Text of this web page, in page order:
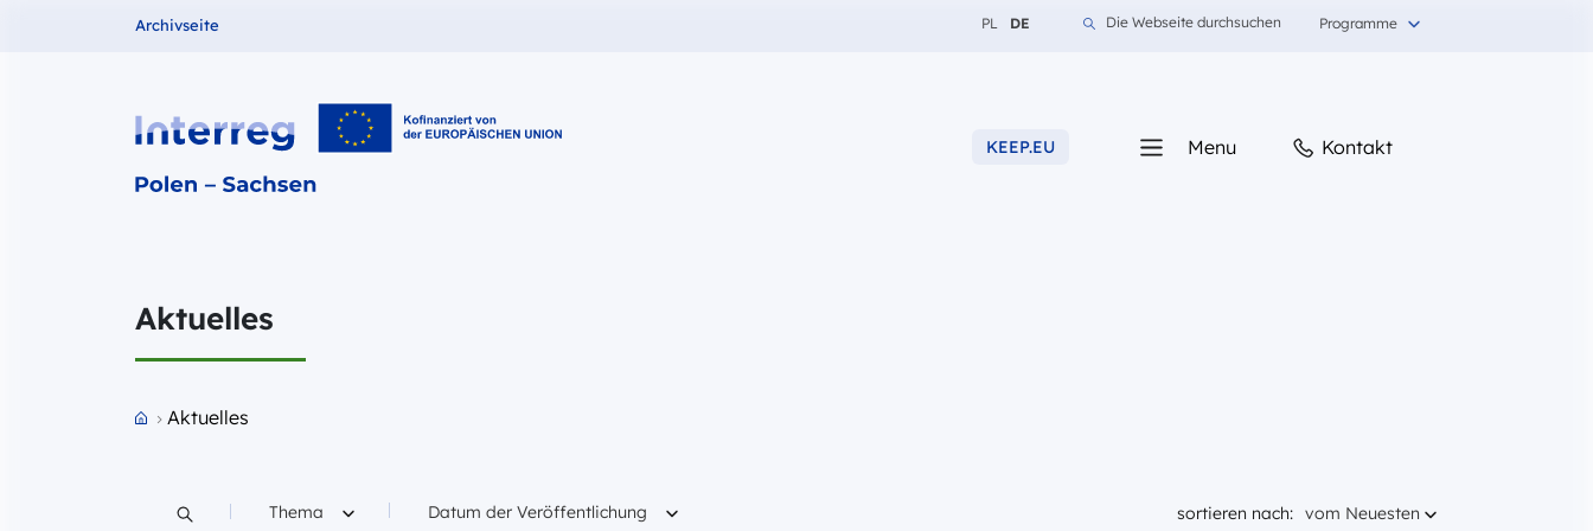
Fundusze dla
Archivseite Zmień język na Polnisch
PL Zmień język na Deutsch
DE Die Webseite durchsuchen Programme
Interreg PL-SN 2021-2027 KEEP.EU Menu Kontakt
Aktuelles
Przejdź do strony głównej portalu
Aktuelles
Filtruj według
Thema Filtruj według
Datum der Veröffentlichung sortieren nach: Aktualnie sortujesz według
vom Neuesten